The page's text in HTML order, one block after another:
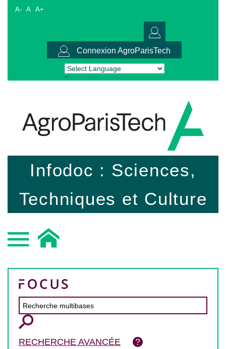
A- A A+
Connexion AgroParisTech
Powered by Translate
Infodoc : Sciences,
Techniques et Culture
RECHERCHE AVANCÉE